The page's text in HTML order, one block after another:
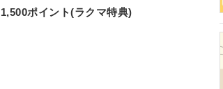
ポイント(ラクマ特典)